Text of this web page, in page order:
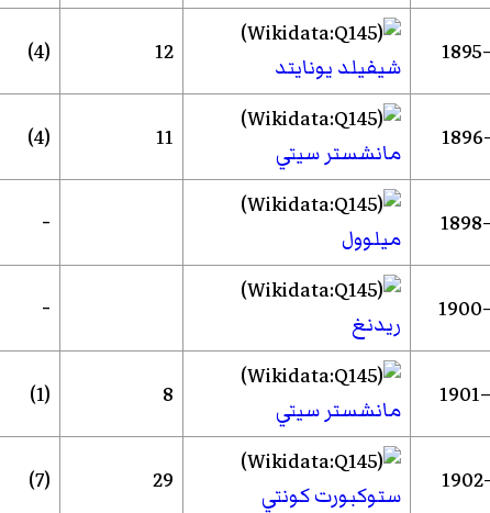
شيفيلد يونايتد 12
(4)
مانشستر سيتي 11
(4)
ميلوول -
ريدنغ -
مانشستر سيتي 8
(1)
ستوكبورت كونتي 29
(7)